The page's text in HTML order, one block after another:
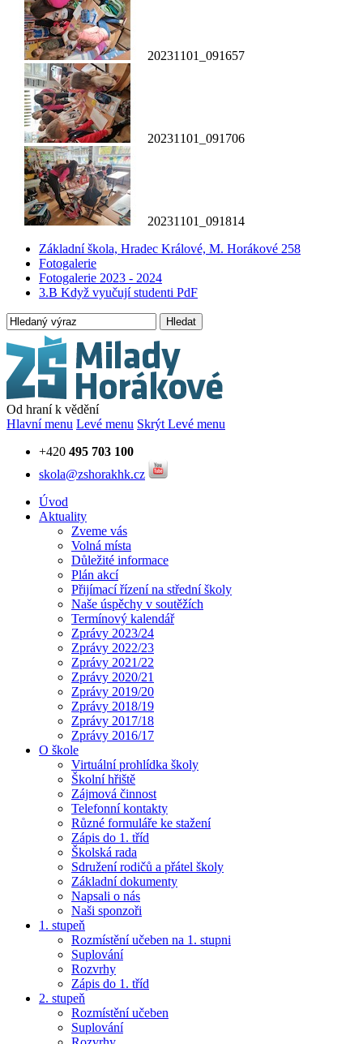
20231101_091657
20231101_091706
20231101_091814
Základní škola, Hradec Králové, M. Horákové 258
Fotogalerie
Fotogalerie 2023 - 2024
3.B Když vyučují studenti PdF
Hledat
Od hraní k vědění
Hlavní menu Levé menu Skrýt Levé menu
+420 495 703 100
skola@zshorakhk.cz
Úvod
Aktuality
Zveme vás
Volná místa
Důležité informace
Plán akcí
Přijímací řízení na střední školy
Naše úspěchy v soutěžích
Termínový kalendář
Zprávy 2023/24
Zprávy 2022/23
Zprávy 2021/22
Zprávy 2020/21
Zprávy 2019/20
Zprávy 2018/19
Zprávy 2017/18
Zprávy 2016/17
O škole
Virtuální prohlídka školy
Školní hřiště
Zájmová činnost
Telefonní kontakty
Různé formuláře ke stažení
Zápis do 1. tříd
Školská rada
Sdružení rodičů a přátel školy
Základní dokumenty
Napsali o nás
Naši sponzoři
1. stupeň
Rozmístění učeben na 1. stupni
Suplování
Rozvrhy
Zápis do 1. tříd
2. stupeň
Rozmístění učeben
Suplování